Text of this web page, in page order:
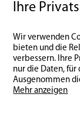
Ihre
Wir verwenden
bieten und die
verbessern. Ihre
nur die Daten,
Ausgenommen
Mehr anzeigen